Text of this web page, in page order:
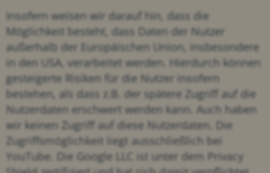
Insofern weisen wir darauf hin, dass die
Möglichkeit besteht, dass Daten der Nutzer
außerhalb der Europäischen Union, insbesondere
in den USA, verarbeitet werden. Hierdurch können
gesteigerte Risiken für die Nutzer insofern
bestehen, als dass z.B. der spätere Zugriff auf die
Nutzerdaten erschwert werden kann. Auch haben
wir keinen Zugriff auf diese Nutzerdaten. Die
Zugriffsmöglichkeit liegt ausschließlich bei
YouTube. Die Google LLC ist unter dem Privacy